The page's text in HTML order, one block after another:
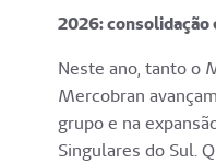
2026: consolidação
Neste ano, tanto o
Mercobran
grupo e na
Singulares do Sul.